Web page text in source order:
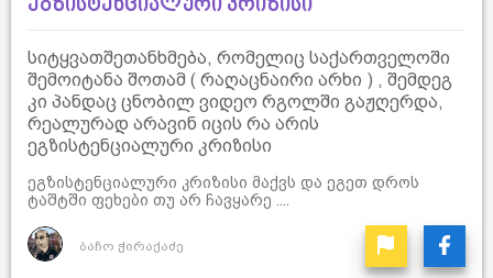
ეგზისტენციალური კრიზისი
სიტყვათშეთანხმება, რომელიც საქართველოში
შემოიტანა შოთამ ( რაღაცნაირი არხი ) , შემდეგ
კი პანდაც ცნობილ ვიდეო რგოლში გაჟღერდა,
რეალურად არავინ იცის რა არის
ეგზისტენციალური კრიზისი
ეგზისტენციალური კრიზისი მაქვს და ეგეთ დროს
ტაშტში ფეხები თუ არ ჩავყარე ....
ბაჩო ჭირაქაძე